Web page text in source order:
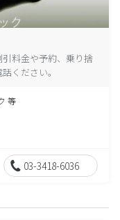
料金や予約、乗り捨
ください。
等
03-3418-6036